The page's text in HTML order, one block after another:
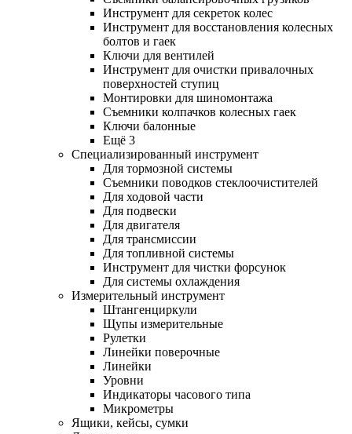
Инструмент для секреток колес
Инструмент для восстановления колесных
болтов и гаек
Ключи для вентилей
Инструмент для очистки привалочных
поверхностей ступиц
Монтировки для шиномонтажа
Съемники колпачков колесных гаек
Ключи балонные
Ещё 3
Специализированный инструмент
Для тормозной системы
Съемники поводков стеклоочистителей
Для ходовой части
Для подвески
Для двигателя
Для трансмиссии
Для топливной системы
Инструмент для чистки форсунок
Для системы охлаждения
Измерительный инструмент
Штангенциркули
Щупы измерительные
Рулетки
Линейки поверочные
Линейки
Уровни
Индикаторы часового типа
Микрометры
Ящики, кейсы, сумки